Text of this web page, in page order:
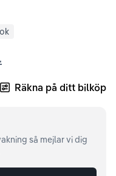
Räkna på ditt bilköp
så mejlar vi dig